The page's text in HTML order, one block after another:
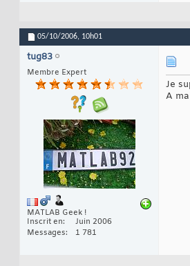
05/10/2006, 10h01
tug83
Membre Expert
MATLAB Geek !
Inscrit en
Juin 2006
Messages
1 781
Je
A